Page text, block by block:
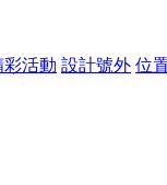
彩活動 設計號外 位